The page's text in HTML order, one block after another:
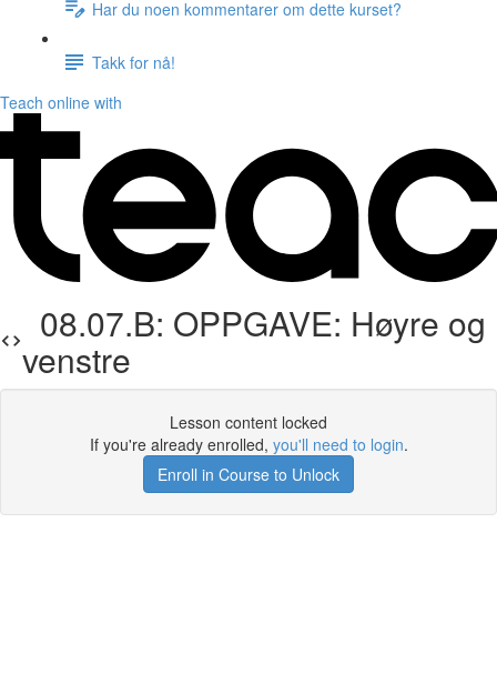
Har du noen kommentarer om dette kurset?
Takk for nå!
Teach online with
08.07.B: OPPGAVE: Høyre og
venstre
Lesson content locked
If you're already enrolled, you'll need to login.
Enroll in Course to Unlock